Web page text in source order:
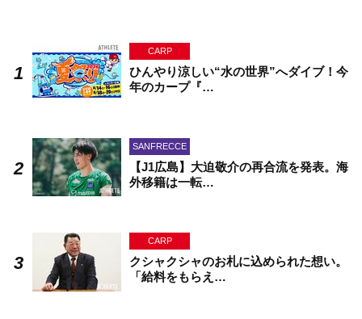
CARP
ひんやり涼しい“水の世界”へダイブ！今
年のカープ『…
SANFRECCE
【J1広島】大迫敬介の再合流を発表。海
外移籍は一転…
CARP
クシャクシャのお札に込められた想い。
「給料をもらえ…